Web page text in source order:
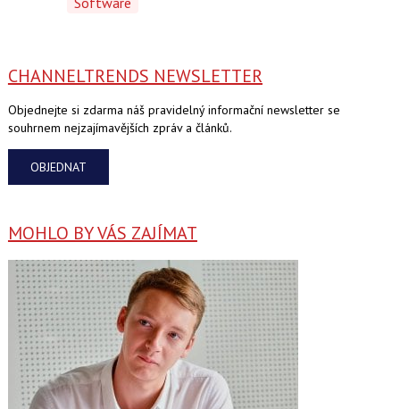
CHANNELTRENDS NEWSLETTER
Objednejte si zdarma náš pravidelný informační newsletter se
souhrnem nejzajímavějších zpráv a článků.
OBJEDNAT
MOHLO BY VÁS ZAJÍMAT